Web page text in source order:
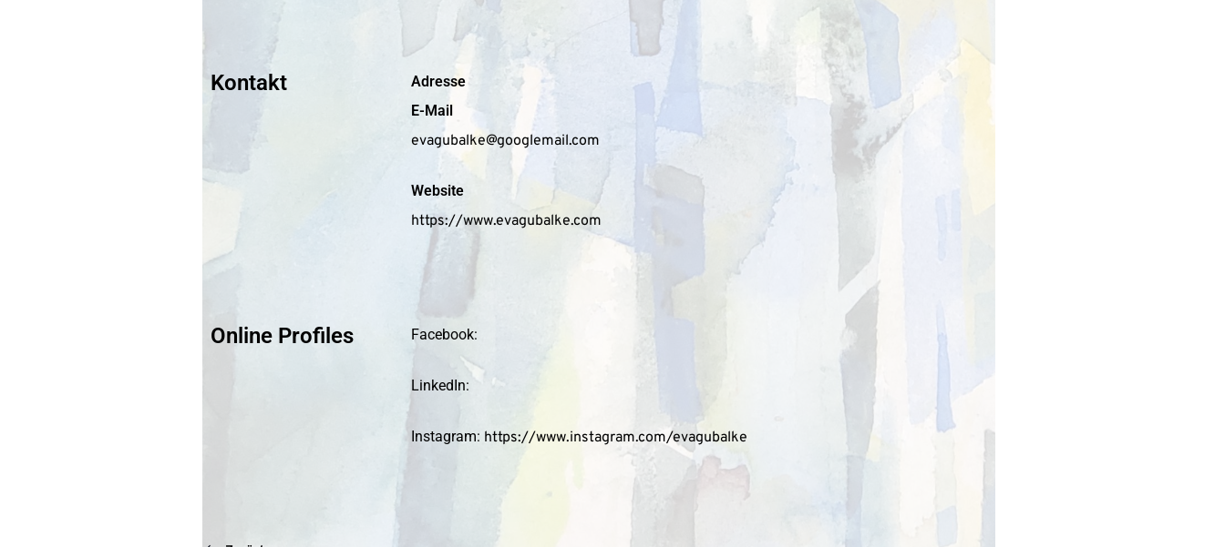
Kontakt
Adresse
E-Mail
evagubalke@googlemail.com
Website
https://www.evagubalke.com
Online Profiles Facebook:
LinkedIn:
Instagram: https://www.instagram.com/evagubalke